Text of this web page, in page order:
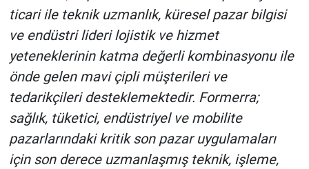
ticari ile teknik uzmanlık, küresel pazar bilgisi
ve endüstri lideri lojistik ve hizmet
yeteneklerinin katma değerli kombinasyonu ile
önde gelen mavi çipli müşterileri ve
tedarikçileri desteklemektedir. Formerra;
sağlık, tüketici, endüstriyel ve mobilite
pazarlarındaki kritik son pazar uygulamaları
için son derece uzmanlaşmış teknik, işleme,